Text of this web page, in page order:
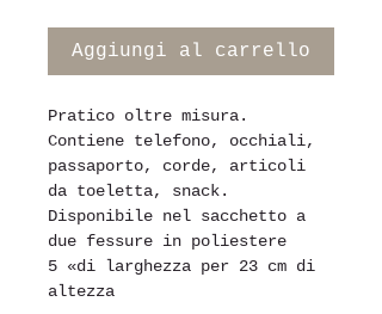
Aggiungi al carrello
Pratico oltre misura.
Contiene telefono, occhiali,
passaporto, corde, articoli
da toeletta, snack.
Disponibile nel sacchetto a
due fessure in poliestere
5 «di larghezza per 23 cm di
altezza